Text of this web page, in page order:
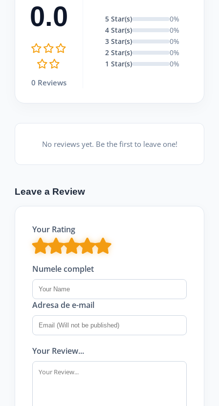
0.0
0 Reviews
5 Star(s)
0%
4 Star(s)
0%
3 Star(s)
0%
2 Star(s)
0%
1 Star(s)
0%
No reviews yet. Be the first to leave one!
Leave a Review
Your Rating
Numele complet
Adresa de e-mail
Your Review...